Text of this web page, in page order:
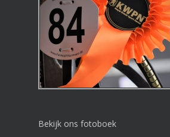
Bekijk ons fotoboek